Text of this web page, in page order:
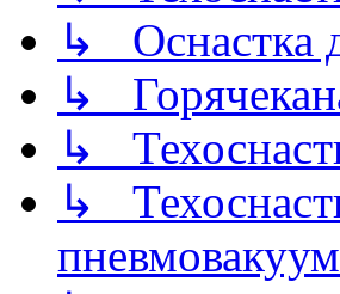
↳ Оснастка
↳
↳
↳